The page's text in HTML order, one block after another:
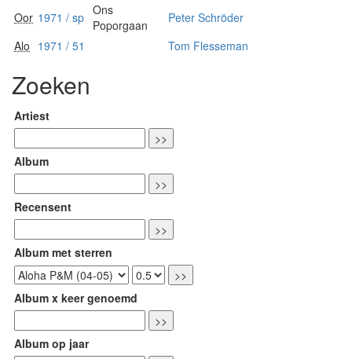
Oor 1971 / sp Ons
Poporgaan
Peter Schröder
Alo 1971 / 51 Tom Flesseman
Zoeken
Artiest
Album
Recensent
Album met sterren
Album x keer genoemd
Album op jaar